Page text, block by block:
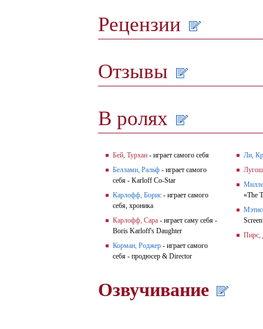
Рецензии
Отзывы
В ролях
Бей, Турхан - играет самого себя
Беллами, Ральф - играет самого
себя - Karloff Co-Star
Карлофф, Борис - играет самого
себя, хроника
Карлофф, Сара - играет саму себя -
Boris Karloff's Daughter
Корман, Роджер - играет самого
себя - продюсер & Director
Ли,
«The
Пирс,
Озвучивание